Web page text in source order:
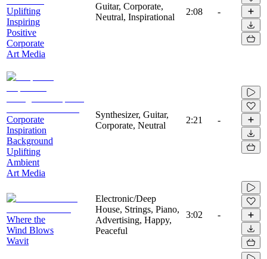
Uplifting
Inspiring
Positive
Corporate
Art Media
Guitar, Corporate,
Neutral, Inspirational
2:08 -
Corporate
Inspiration
Background
Uplifting
Ambient
Art Media
Synthesizer, Guitar,
Corporate, Neutral
2:21 -
Where the
Wind Blows
Wavit
Electronic/Deep
House, Strings, Piano,
Advertising, Happy,
Peaceful
3:02 -